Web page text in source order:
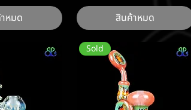
หมด
สินค้าหมด
Sold